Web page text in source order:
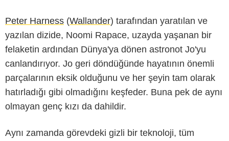
Peter Harness (Wallander) tarafından yaratılan ve
yazılan dizide, Noomi Rapace, uzayda yaşanan bir
felaketin ardından Dünya'ya dönen astronot Jo'yu
canlandırıyor. Jo geri döndüğünde hayatının önemli
parçalarının eksik olduğunu ve her şeyin tam olarak
hatırladığı gibi olmadığını keşfeder. Buna pek de aynı
olmayan genç kızı da dahildir.
Aynı zamanda görevdeki gizli bir teknoloji, tüm